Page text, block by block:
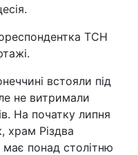
ТСН
встояли під
не витримали
На початку липня
храм Різдва
понад столітню